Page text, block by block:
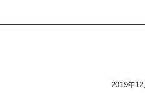
2019年